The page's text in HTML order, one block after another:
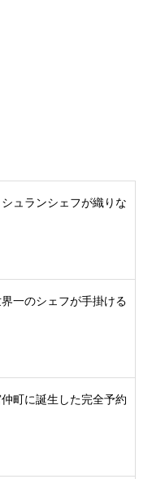
シュランシェフが織りな
界一のシェフが手掛ける
仲町に誕生した完全予約